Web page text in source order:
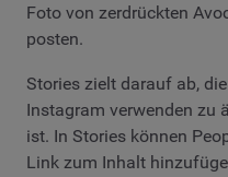
Foto von zerdrückten
posten.
Stories zielt darauf ab,
Instagram verwenden zu
ist. In Stories können
Link zum Inhalt